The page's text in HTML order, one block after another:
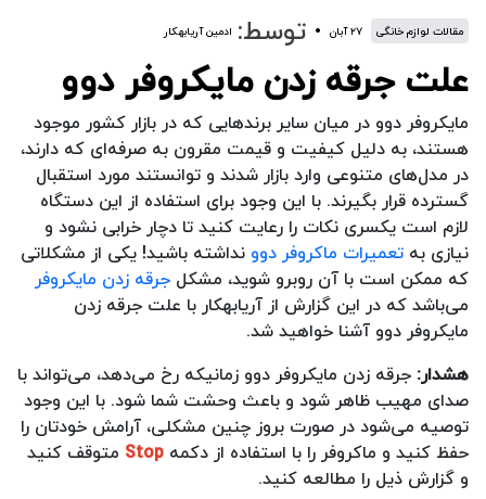
مقالات لوازم خانگی ۲۷ آبان توسط: ادمین آریابهکار
علت جرقه زدن مایکروفر دوو
مایکروفر دوو در میان سایر برندهایی که در بازار کشور موجود
هستند، به دلیل کیفیت و قیمت مقرون به صرفه‌ای که دارند،
در مدل‌های متنوعی وارد بازار شدند و توانستند مورد استقبال
گسترده قرار بگیرند. با این وجود برای استفاده از این دستگاه
لازم است یکسری نکات را رعایت کنید تا دچار خرابی نشود و
نیازی به تعمیرات ماکروفر دوو نداشته باشید! یکی از مشکلاتی
که ممکن است با آن روبرو شوید، مشکل جرقه زدن مایکروفر
می‌باشد که در این گزارش از آریابهکار با علت جرقه زدن
مایکروفر دوو آشنا خواهید شد.
هشدار: جرقه زدن مایکروفر دوو زمانیکه رخ می‌دهد، می‌تواند با
صدای مهیب ظاهر شود و باعث وحشت شما شود. با این وجود
توصیه می‌شود در صورت بروز چنین مشکلی، آرامش خودتان را
حفظ کنید و ماکروفر را با استفاده از دکمه Stop متوقف کنید
و گزارش ذیل را مطالعه کنید.